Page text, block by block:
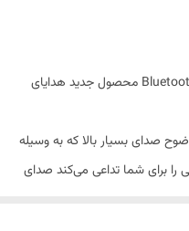
اسپیکر رادیو Bluetooth speaker Retro kts_1682 محصول جدید هدایای
صدای بسیار بالا که به وسیله
برای شما تداعی می‌کند صدای